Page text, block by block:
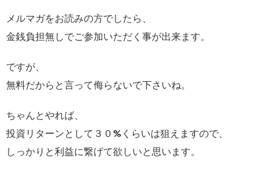
メルマガをお読みの方でしたら、
金銭負担無しでご参加いただく事が出来ます。
ですが、
無料だからと言って侮らないで下さいね。
ちゃんとやれば、
投資リターンとして３０%くらいは狙えますので、
しっかりと利益に繋げて欲しいと思います。